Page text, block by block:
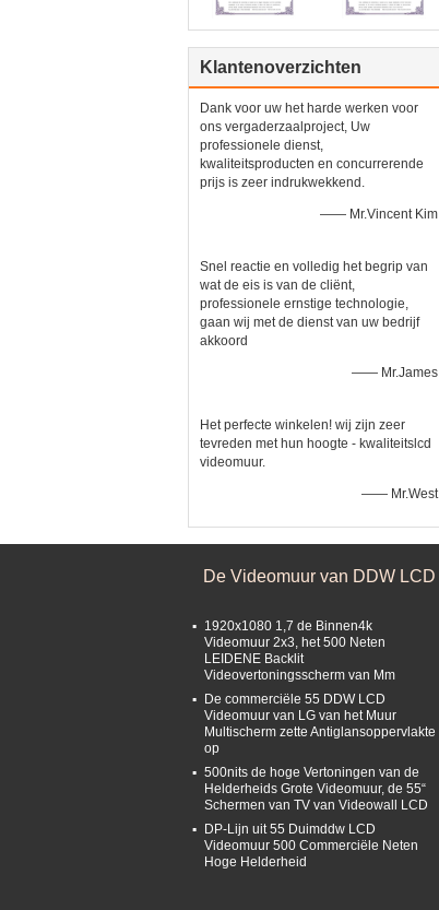
Klantenoverzichten
Dank voor uw het harde werken voor
ons vergaderzaalproject, Uw
professionele dienst,
kwaliteitsproducten en concurrerende
prijs is zeer indrukwekkend.
—— Mr.Vincent Kim
Snel reactie en volledig het begrip van
wat de eis is van de cliënt,
professionele ernstige technologie,
gaan wij met de dienst van uw bedrijf
akkoord
—— Mr.James
Het perfecte winkelen! wij zijn zeer
tevreden met hun hoogte - kwaliteitslcd
videomuur.
—— Mr.West
De Videomuur van DDW LCD
1920x1080 1,7 de Binnen4k
Videomuur 2x3, het 500 Neten
LEIDENE Backlit
Videovertoningsscherm van Mm
De commerciële 55 DDW LCD
Videomuur van LG van het Muur
Multischerm zette Antiglansoppervlakte
op
500nits de hoge Vertoningen van de
Helderheids Grote Videomuur, de 55“
Schermen van TV van Videowall LCD
DP-Lijn uit 55 Duimddw LCD
Videomuur 500 Commerciële Neten
Hoge Helderheid